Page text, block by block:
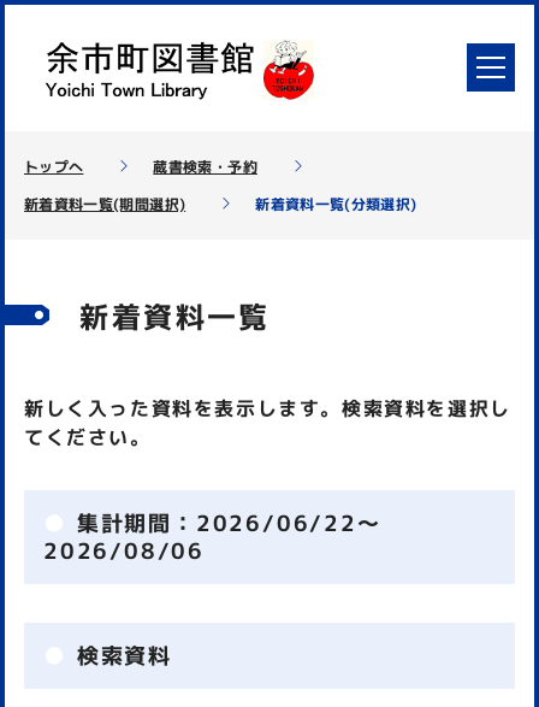
トップへ
蔵書検索・予約
新着資料一覧(期間選択)
新着資料一覧(分類選択)
新着資料一覧
新しく入った資料を表示します。検索資料を選択し
てください。
集計期間： 2026/06/22～
2026/08/06
検索資料